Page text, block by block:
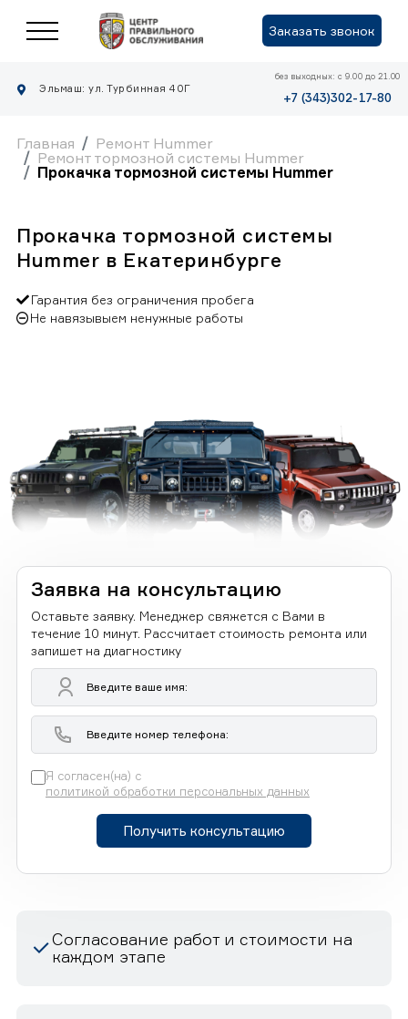
Заказать звонок
Эльмаш: ул. Турбинная 40Г
без выходных: с 9.00 до 21.00
+7 (343)302-17-80
Главная
Ремонт Hummer
Ремонт тормозной системы Hummer
Прокачка тормозной системы Hummer
Прокачка тормозной системы
Hummer в Екатеринбурге
Гарантия без ограничения пробега
Не навязывыем ненужные работы
Заявка на консультацию
Оставьте заявку. Менеджер свяжется с Вами в
течение 10 минут. Рассчитает стоимость ремонта или
запишет на диагностику
Я согласен(на) с
политикой обработки персональных данных
Получить консультацию
Согласование работ и стоимости на
каждом этапе